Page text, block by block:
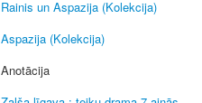
Rainis un Aspazija (Kolekcija)
Aspazija (Kolekcija)
Anotācija